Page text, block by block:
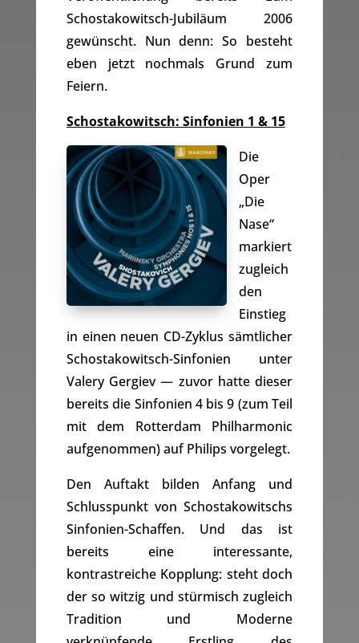
Schostakowitsch-Jubiläum 2006
gewünscht. Nun denn: So besteht
eben jetzt nochmals Grund zum
Feiern.
Schostakowitsch: Sinfonien 1 & 15
Die
Oper
„Die
Nase“
markiert
zugleich
den
Einstieg
in einen neuen CD-Zyklus sämtlicher
Schostakowitsch-Sinfonien unter
Valery Gergiev — zuvor hatte dieser
bereits die Sinfonien 4 bis 9 (zum Teil
mit dem Rotterdam Philharmonic
aufgenommen) auf Philips vorgelegt.
Den Auftakt bilden Anfang und
Schlusspunkt von Schostakowitschs
Sinfonien-Schaffen. Und das ist
bereits eine interessante,
kontrastreiche Kopplung: steht doch
der so witzig und stürmisch zugleich
Tradition und Moderne